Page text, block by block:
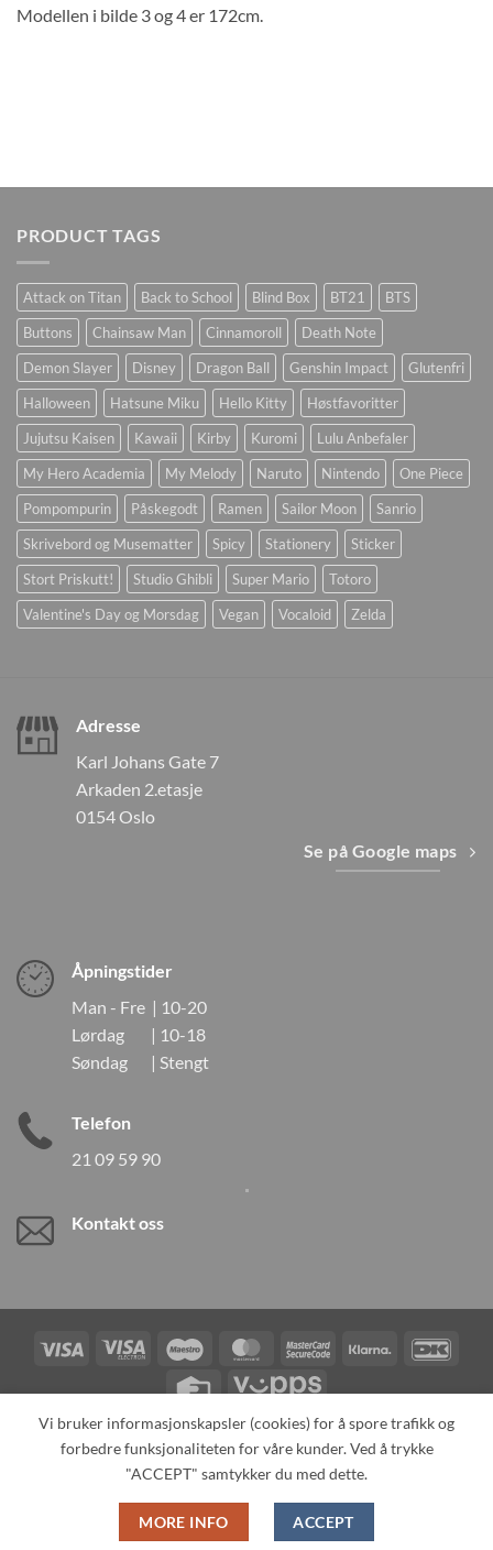
Modellen i bilde 3 og 4 er 172cm.
PRODUCT TAGS
Attack on Titan Back to School Blind Box BT21
BTS
Buttons
Chainsaw Man Cinnamoroll
Death Note
Demon Slayer
Disney Dragon Ball Genshin Impact
Glutenfri
Halloween
Hatsune Miku Hello Kitty
Høstfavoritter
Jujutsu Kaisen
Kawaii Kirby Kuromi
Lulu Anbefaler
My Hero Academia
My Melody Naruto Nintendo
One Piece
Pompompurin
Påskegodt Ramen Sailor Moon
Sanrio
Skrivebord og Musematter
Spicy Stationery
Sticker
Stort Priskutt!
Studio Ghibli Super Mario
Totoro
Valentine's Day og Morsdag
Vegan Vocaloid Zelda
Adresse
Karl Johans Gate 7
Arkaden 2.etasje
0154 Oslo
Se på Google maps
Åpningstider
Man - Fre | 10-20
Lørdag | 10-18
Søndag | Stengt
Telefon
21 09 59 90
Kontakt oss
Visa
Visa
Maestro MasterCardMasterCardKlarna
Credit
Vipps
TILBAKEKALLINGER KONTAKT OSS
OM OSS
SPESIALBESTILLING
MIN KONTO ALL PRODUCTS
Copyright 2026 ©Neo Tokyo by Neo Tokyo Norway AS -With Love
from Japan-
Vi bruker informasjonskapsler (cookies) for å spore trafikk og
forbedre funksjonaliteten for våre kunder. Ved å trykke
"ACCEPT" samtykker du med dette.
MORE INFO ACCEPT